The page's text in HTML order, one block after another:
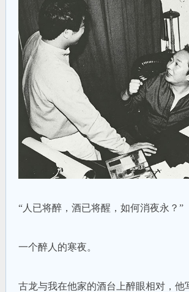
“人已将醉，酒已将醒，如何消夜永？”
一个醉人的寒夜。
古龙与我在他家的酒台上醉眼相对，他